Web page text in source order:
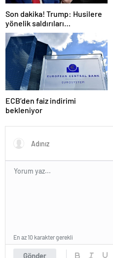
Son dakika! Trump: Husilere
yönelik saldırıları
durduruyoruz
ECB’den faiz indirimi
bekleniyor
Gönder
En az 10 karakter gerekli